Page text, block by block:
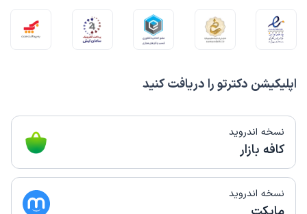
اپلیکیشن دکترتو را دریافت کنید
نسخه اندروید
کافه بازار
نسخه اندروید